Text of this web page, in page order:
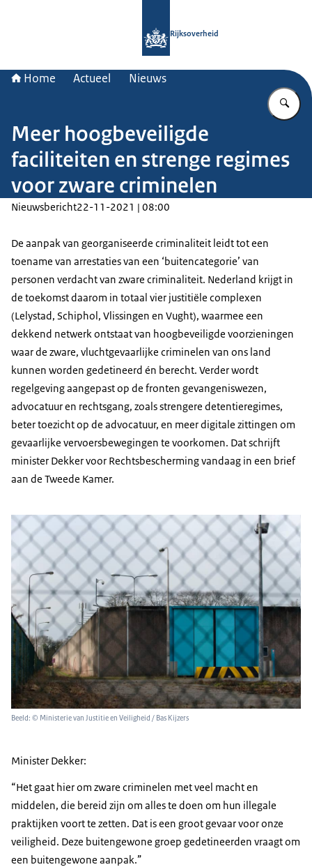
Rijksoverheid
Home Actueel Nieuws
Meer hoogbeveiligde
faciliteiten en strenge regimes
voor zware criminelen
Nieuwsbericht22-11-2021 | 08:00
De aanpak van georganiseerde criminaliteit leidt tot een
toename van arrestaties van een ‘buitencategorie’ van
personen verdacht van zware criminaliteit. Nederland krijgt in
de toekomst daarom in totaal vier justitiële complexen
(Lelystad, Schiphol, Vlissingen en Vught), waarmee een
dekkend netwerk ontstaat van hoogbeveiligde voorzieningen
waar de zware, vluchtgevaarlijke criminelen van ons land
kunnen worden gedetineerd én berecht. Verder wordt
regelgeving aangepast op de fronten gevangeniswezen,
advocatuur en rechtsgang, zoals strengere detentieregimes,
beter toezicht op de advocatuur, en meer digitale zittingen om
gevaarlijke vervoersbewegingen te voorkomen. Dat schrijft
minister Dekker voor Rechtsbescherming vandaag in een brief
aan de Tweede Kamer.
Beeld: © Ministerie van Justitie en Veiligheid / Bas Kijzers
Minister Dekker:
“Het gaat hier om zware criminelen met veel macht en
middelen, die bereid zijn om alles te doen om hun illegale
praktijken voort te zetten. Dat is een groot gevaar voor onze
veiligheid. Deze buitengewone groep gedetineerden vraagt om
een buitengewone aanpak.”